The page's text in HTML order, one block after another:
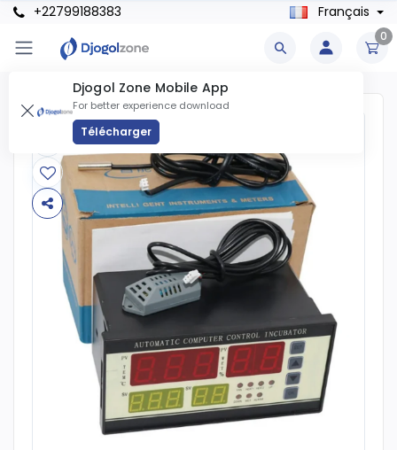
+22799188383 Français
0
Djogol Zone Mobile App
For better experience download
Télécharger